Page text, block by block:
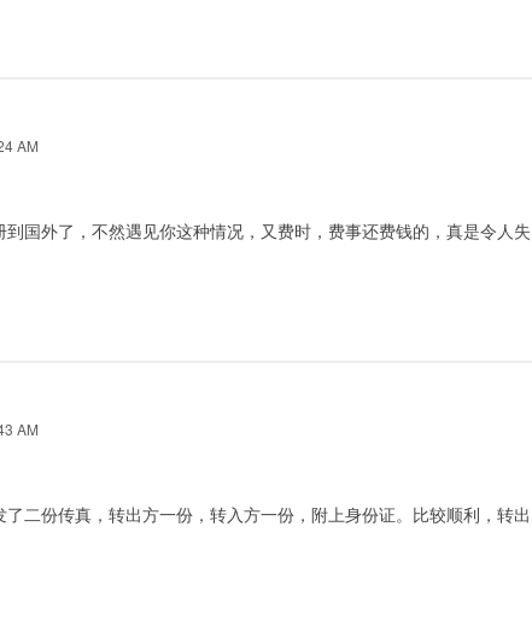
AM
国外了，不然遇见你这种情况，又费时，费事还费钱的，真是令人失
AM
二份传真，转出方一份，转入方一份，附上身份证。比较顺利，转出